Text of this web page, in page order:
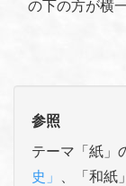
の下の方が横
参照
テーマ「紙」
史」 、「和紙